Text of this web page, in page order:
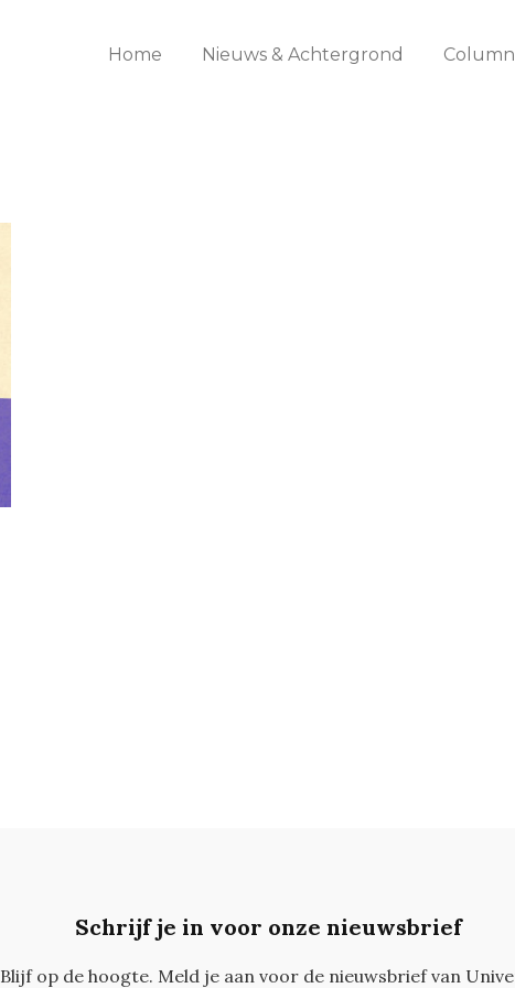
Home Nieuws & Achtergrond
Schrijf je in voor onze nieuwsbrief
Blijf op de hoogte. Meld je aan voor de nieuwsbrief van